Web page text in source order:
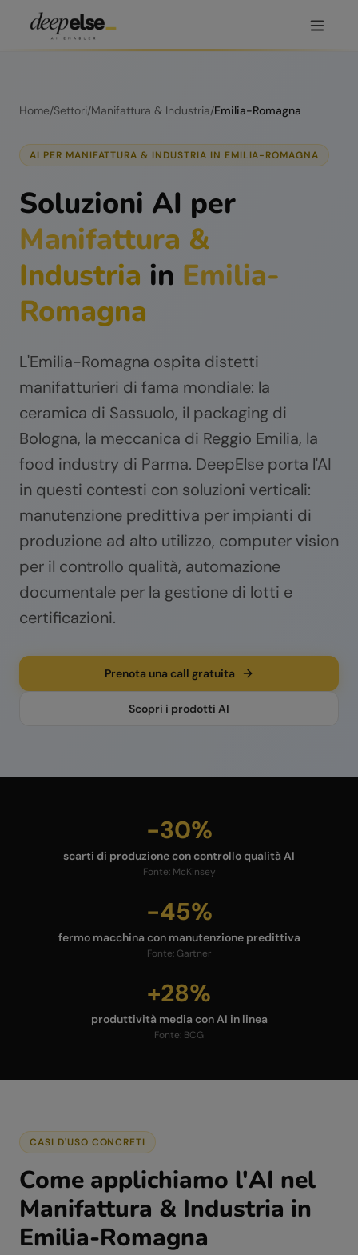
Home/Settori/Manifattura & Industria/Emilia-Romagna
AI PER MANIFATTURA & INDUSTRIA IN EMILIA-ROMAGNA
Soluzioni AI per
Manifattura &
Industria in Emilia-
Romagna
L'Emilia-Romagna ospita distetti
manifatturieri di fama mondiale: la
ceramica di Sassuolo, il packaging di
Bologna, la meccanica di Reggio Emilia, la
food industry di Parma. DeepElse porta l'AI
in questi contesti con soluzioni verticali:
manutenzione predittiva per impianti di
produzione ad alto utilizzo, computer vision
per il controllo qualità, automazione
documentale per la gestione di lotti e
certificazioni.
Prenota una call gratuita
Scopri i prodotti AI
-30%
scarti di produzione con controllo qualità AI
Fonte: McKinsey
-45%
fermo macchina con manutenzione predittiva
Fonte: Gartner
+28%
produttività media con AI in linea
Fonte: BCG
CASI D'USO CONCRETI
Come applichiamo l'AI nel
Manifattura & Industria in
Emilia-Romagna